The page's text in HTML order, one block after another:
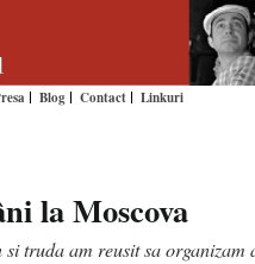
Blog Contact Linkuri
la Moscova
si truda am reusit sa